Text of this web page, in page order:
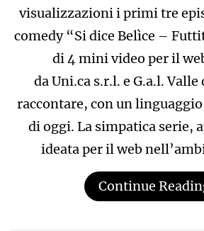
visualizzazioni i primi tre
comedy “Si dice Belìce –
di 4 mini video per il
da Uni.ca s.r.l. e G.a.l. Valle
raccontare, con un
di oggi. La simpatica serie,
ideata per il web
Continue